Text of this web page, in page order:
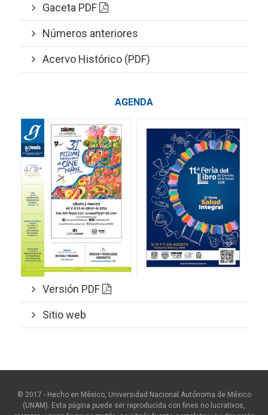
Gaceta PDF
Números anteriores
Acervo Histórico (PDF)
AGENDA
Versión PDF
Sitio web
© 2017 - Hecho en México, Universidad Nacional Autónoma de México
(UNAM). Esta página puede ser reproducida con fines no lucrativos,